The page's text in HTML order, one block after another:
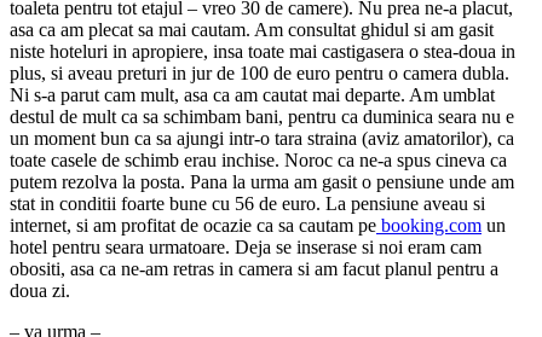
toaleta pentru tot etajul – vreo 30 de camere). Nu prea ne-a placut,
asa ca am plecat sa mai cautam. Am consultat ghidul si am gasit
niste hoteluri in apropiere, insa toate mai castigasera o stea-doua in
plus, si aveau preturi in jur de 100 de euro pentru o camera dubla.
Ni s-a parut cam mult, asa ca am cautat mai departe. Am umblat
destul de mult ca sa schimbam bani, pentru ca duminica seara nu e
un moment bun ca sa ajungi intr-o tara straina (aviz amatorilor), ca
toate casele de schimb erau inchise. Noroc ca ne-a spus cineva ca
putem rezolva la posta. Pana la urma am gasit o pensiune unde am
stat in conditii foarte bune cu 56 de euro. La pensiune aveau si
internet, si am profitat de ocazie ca sa cautam pe booking.com un
hotel pentru seara urmatoare. Deja se inserase si noi eram cam
obositi, asa ca ne-am retras in camera si am facut planul pentru a
doua zi.
– va urma –